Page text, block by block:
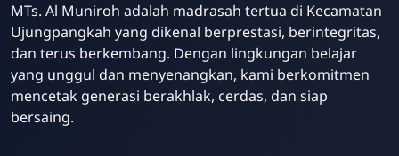
Admin MTs. Al Muniroh
Online
MTs. Al Muniroh adalah madrasah tertua di Kecamatan
Ujungpangkah yang dikenal berprestasi, berintegritas,
dan terus berkembang. Dengan lingkungan belajar
yang unggul dan menyenangkan, kami berkomitmen
mencetak generasi berakhlak, cerdas, dan siap
bersaing.